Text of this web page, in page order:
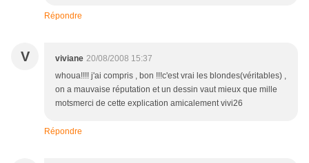
Répondre
V viviane 20/08/2008 15:37
whoua!!!! j'ai compris , bon !!!c'est vrai les blondes(véritables) ,
on a mauvaise réputation et un dessin vaut mieux que mille
motsmerci de cette explication amicalement vivi26
Répondre